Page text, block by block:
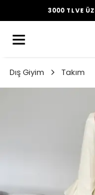
3000 TL VE
Dış Giyim Takım